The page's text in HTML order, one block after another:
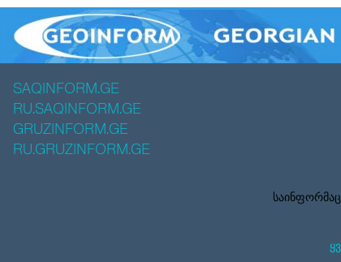
SAQINFORM.GE
RU.SAQINFORM.GE
GRUZINFORM.GE
RU.GRUZINFORM.GE